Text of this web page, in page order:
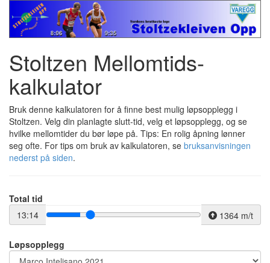
Stoltzen Mellomtids-
kalkulator
Bruk denne kalkulatoren for å finne best mulig løpsopplegg i
Stoltzen. Velg din planlagte slutt-tid, velg et løpsopplegg, og se
hvilke mellomtider du bør løpe på. Tips: En rolig åpning lønner
seg ofte. For tips om bruk av kalkulatoren, se bruksanvisningen
nederst på siden.
Total tid
13:14
1364 m/t
Løpsopplegg